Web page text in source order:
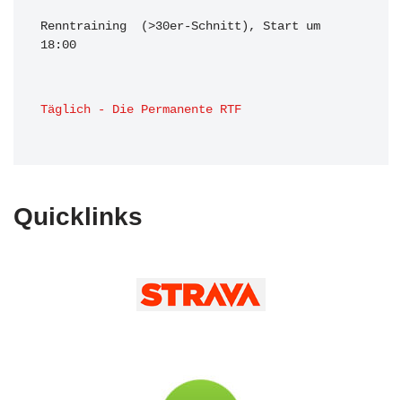
Renntraining  (>30er-Schnitt), Start um
18:00
Täglich - Die Permanente RTF
Quicklinks